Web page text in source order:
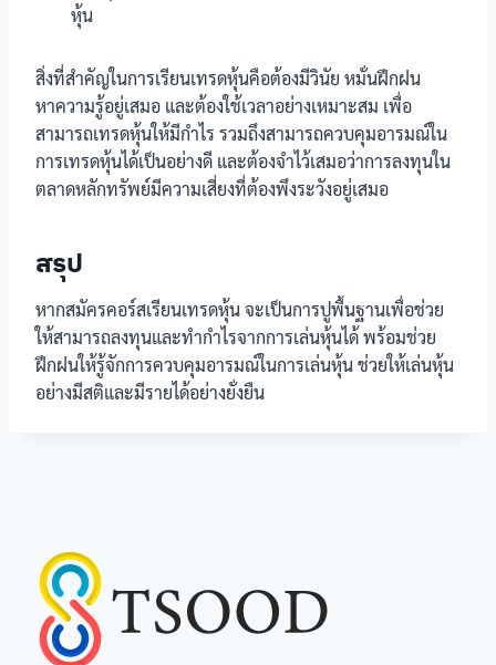
หุ้น
สิ่งที่สำคัญในการเรียนเทรดหุ้นคือต้องมีวินัย หมั่นฝึกฝน
หาความรู้อยู่เสมอ และต้องใช้เวลาอย่างเหมาะสม เพื่อ
สามารถเทรดหุ้นให้มีกำไร รวมถึงสามารถควบคุมอารมณ์ใน
การเทรดหุ้นได้เป็นอย่างดี และต้องจำไว้เสมอว่าการลงทุนใน
ตลาดหลักทรัพย์มีความเสี่ยงที่ต้องพึงระวังอยู่เสมอ
สรุป
หากสมัครคอร์สเรียนเทรดหุ้น จะเป็นการปูพื้นฐานเพื่อช่วย
ให้สามารถลงทุนและทำกำไรจากการเล่นหุ้นได้ พร้อมช่วย
ฝึกฝนให้รู้จักการควบคุมอารมณ์ในการเล่นหุ้น ช่วยให้เล่นหุ้น
อย่างมีสติและมีรายได้อย่างยั่งยืน